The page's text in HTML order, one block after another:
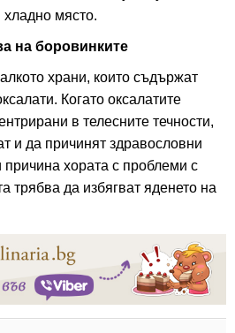
хладно място.
на боровинките
храни, които съдържат
Когато оксалатите
в телесните течности,
и да причинят здравословни
хората с проблеми с
трябва да избягват яденето на